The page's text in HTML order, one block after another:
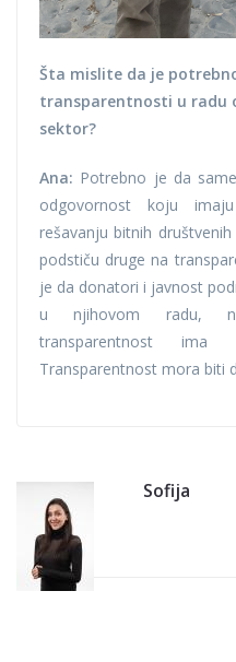
Šta mislite da je
transparentnosti u radu
sektor?
Ana: Potrebno je da
odgovornost koju
rešavanju bitnih
podstiču druge na
je da donatori i javnost
u njihovom radu,
transparentnost ima
Transparentnost mora biti
Sofija